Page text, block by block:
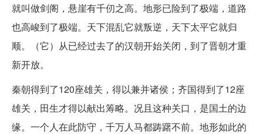
就叫做剑阁，悬崖有千仞之高。地形已险到了极端，道路
也高峻到了极端。天下混乱它就叛逆，天下太平它就归
顺。（它）从已经过去了的汉朝开始关闭，到了晋朝才重
新开放。
秦朝得到了120座雄关，得以兼并诸侯；齐国得到了12座
雄关，田生才得以献出筹略。况且这种关口，是国土的边
缘。一个人在此防守，千万人马都踌躇不前。地形如此的